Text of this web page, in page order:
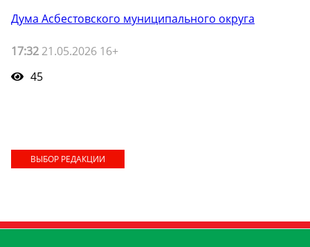
Дума Асбестовского муниципального округа
17:32 21.05.2026 16+
45
ВЫБОР РЕДАКЦИИ